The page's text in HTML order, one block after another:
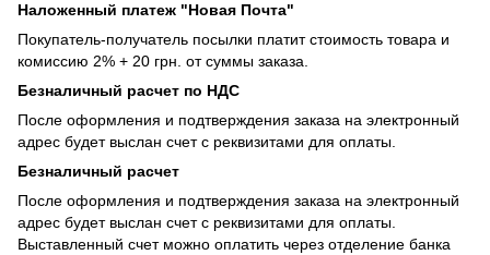
Наложенный платеж "Новая Почта"
Покупатель-получатель посылки платит стоимость товара и
комиссию 2% + 20 грн. от суммы заказа.
Безналичный расчет по НДС
После оформления и подтверждения заказа на электронный
адрес будет выслан счет с реквизитами для оплаты.
Безналичный расчет
После оформления и подтверждения заказа на электронный
адрес будет выслан счет с реквизитами для оплаты.
Выставленный счет можно оплатить через отделение банка